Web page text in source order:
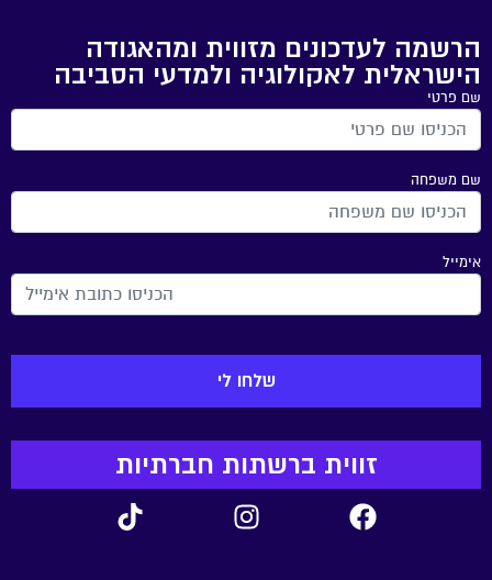
הרשמה לעדכונים מזווית ומהאגודה
הישראלית לאקולוגיה ולמדעי הסביבה
שם פרטי
שם משפחה
אימייל
זווית ברשתות חברתיות